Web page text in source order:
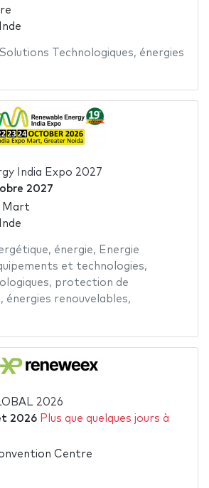
Solutions Technologiques, énergies
India Expo 2027
2027
Mart
, énergie, Energie
et technologies,
, protection de
, énergies renouvelables,
2026
2026 Plus que quelques jours à
Centre